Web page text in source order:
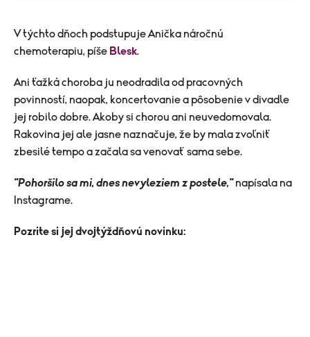
​V týchto dňoch podstupuje Anička náročnú
chemoterapiu, píše Blesk.
Ani ťažká choroba ju neodradila od pracovných
povinností, naopak, koncertovanie a pôsobenie v divadle
jej robilo dobre. Akoby si chorou ani neuvedomovala.
Rakovina jej ale jasne naznačuje, že by mala zvoľniť
zbesilé tempo a začala sa venovať sama sebe.
"Pohoršilo sa mi, dnes nevyleziem z postele," napísala na
Instagrame.
Pozrite si jej dvojtýždňovú novinku: